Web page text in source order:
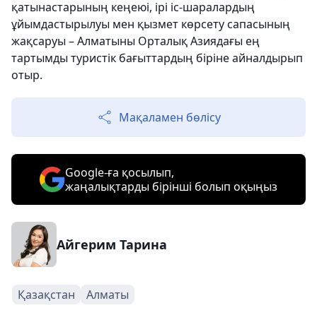
қатынастарының кеңеюі, ірі іс-шаралардың
ұйымдастырылуы мен қызмет көрсету сапасының
жақсаруы – Алматыны Орталық Азиядағы ең
тартымды туристік бағыттардың біріне айналдырып
отыр.
Мақаламен бөлісу
Google-ға қосылып,
жаңалықтарды бірінші болып оқыңыз
Айгерим Тарина
Қазақстан Алматы